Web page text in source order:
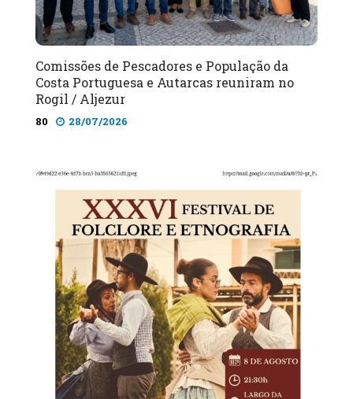
Comissões de Pescadores e População da
Costa Portuguesa e Autarcas reuniram no
Rogil / Aljezur
80 28/07/2026